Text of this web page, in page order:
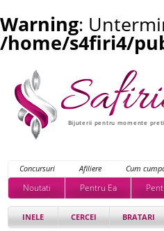
Warning:
/home/s4firi4/
Bijuterii pentru momente
Concursuri Afiliere Cum
Noutati Pentru Ea
INELE CERCEI BRATARI